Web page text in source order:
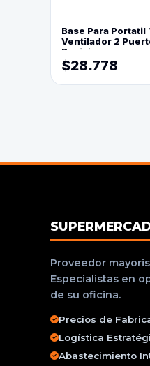
Base Para Portatil
Ventilador 2
Posiciones
$28.778
Proveedor
Especialistas en
de su oficina.
Precios de
Logística
Abastecimiento